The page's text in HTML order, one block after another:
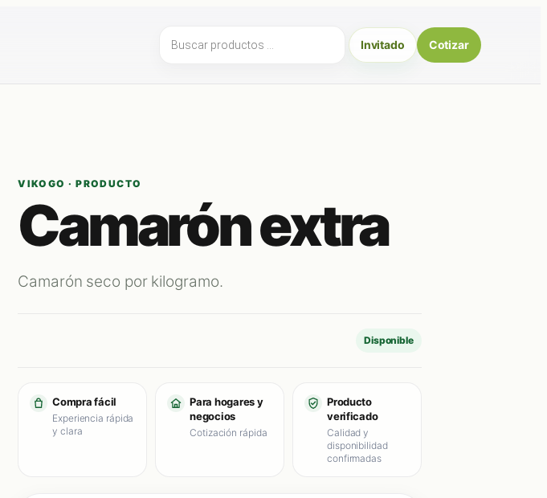
Invitado Cotizar
VIKOGO · PRODUCTO
Camarón extra
Camarón seco por kilogramo.
Disponible
Compra fácil
Experiencia rápida
y clara
Para hogares y
negocios
Cotización rápida
Producto
verificado
Calidad y
disponibilidad
confirmadas